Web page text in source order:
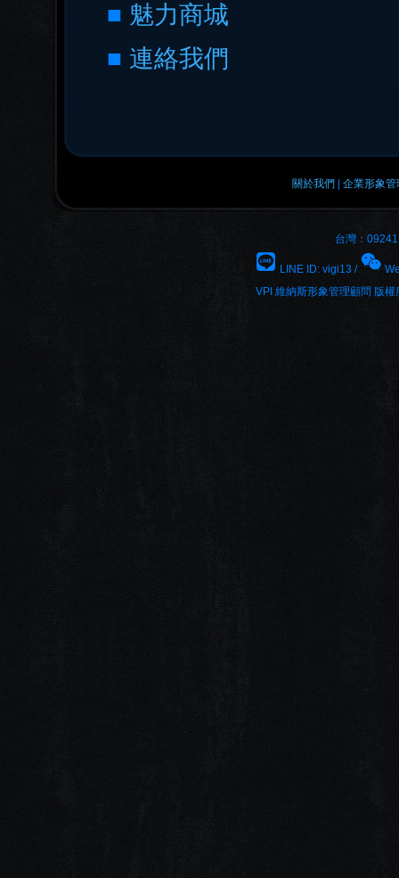
■ 魅力商城
■ 連絡我們
關於我們 企業形象管
台灣：
LINE ID: vigi13 /
VPI 維納斯形象管理顧問 版